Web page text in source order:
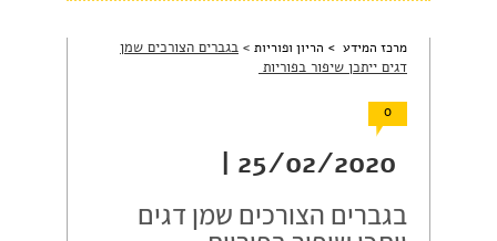
מרכז המידע > הריון ופוריות > בגברים הצורכים שמן
דגים ייתכן שיפור בפוריות
0
25/02/2020 |
בגברים הצורכים שמן דגים